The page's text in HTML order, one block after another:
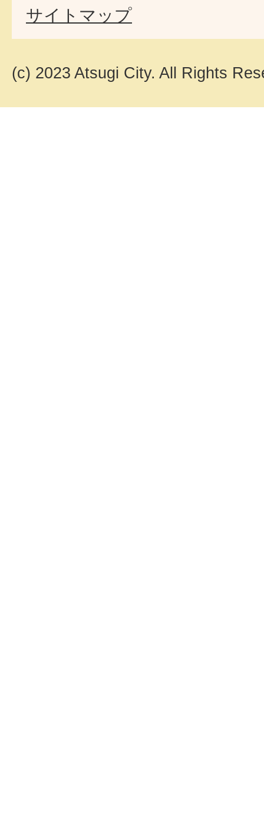
サイトマップ
(c) 2023 Atsugi City. All Rights